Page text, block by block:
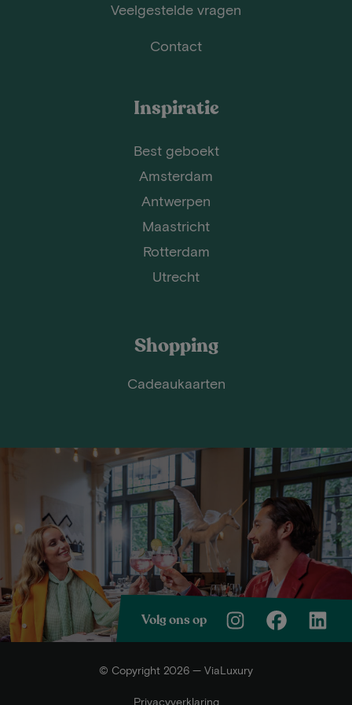
Veelgestelde vragen
Contact
Inspiratie
Best geboekt
Amsterdam
Antwerpen
Maastricht
Rotterdam
Utrecht
Shopping
Cadeaukaarten
Volg ons op
© Copyright 2026 — ViaLuxury
Privacyverklaring